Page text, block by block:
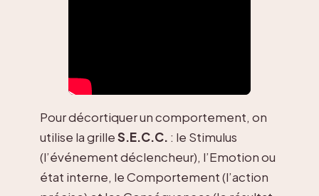
Pour décortiquer un comportement, on
utilise la grilleS.E.C.C. : le Stimulus
(l’événement déclencheur), l’Emotion ou
état interne, le Comportement (l’action